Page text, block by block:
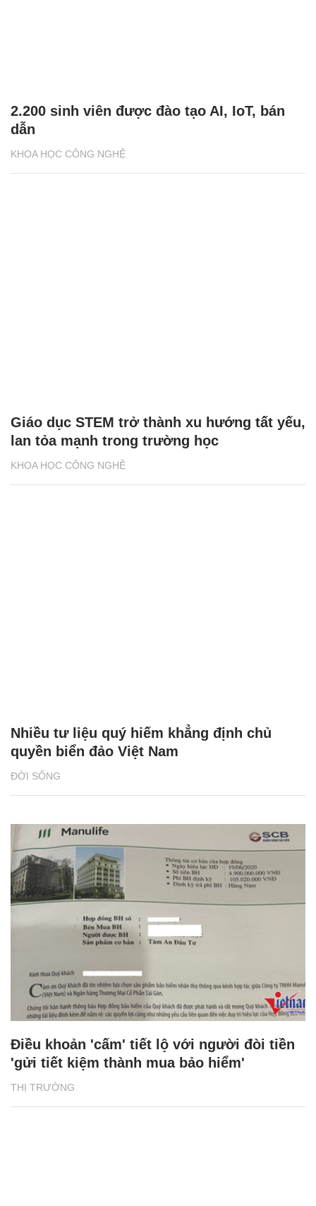
KHOA HỌC CÔNG NGHỆ
2.200 sinh viên được đào tạo AI, IoT, bán
dẫn
KHOA HỌC CÔNG NGHỆ
Giáo dục STEM trở thành xu hướng tất yếu,
lan tỏa mạnh trong trường học
ĐỜI SỐNG
Nhiều tư liệu quý hiếm khẳng định chủ
quyền biển đảo Việt Nam
THỊ TRƯỜNG
Điều khoản 'cấm' tiết lộ với người đòi tiền
'gửi tiết kiệm thành mua bảo hiểm'